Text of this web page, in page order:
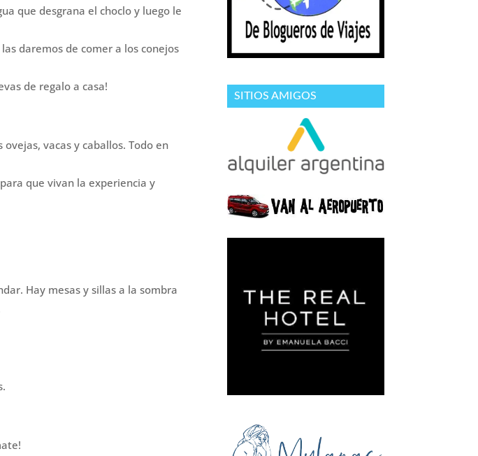
que desgrana el choclo y luego le
daremos de comer a los conejos
de regalo a casa!
vacas y caballos. Todo en
que vivan la experiencia y
Hay mesas y sillas a la sombra
SITIOS AMIGOS